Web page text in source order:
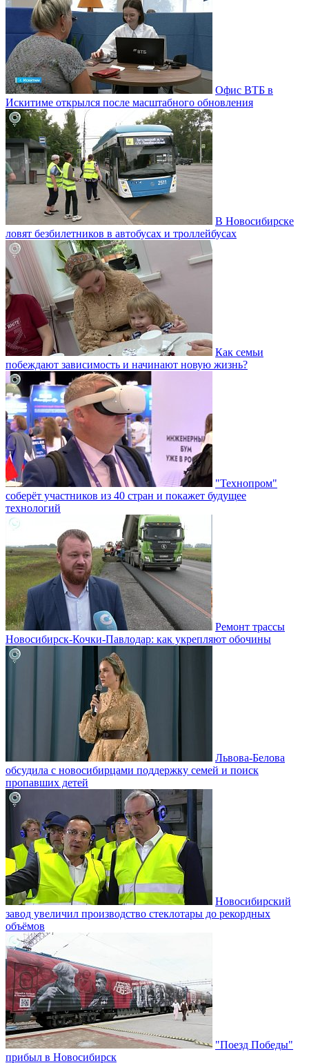
Офис ВТБ в
Искитиме открылся после масштабного обновления
В Новосибирске
ловят безбилетников в автобусах и троллейбусах
Как семьи
побеждают зависимость и начинают новую жизнь?
"Технопром"
соберёт участников из 40 стран и покажет будущее
технологий
Ремонт трассы
Новосибирск-Кочки-Павлодар: как укрепляют обочины
Львова-Белова
обсудила с новосибирцами поддержку семей и поиск
пропавших детей
Новосибирский
завод увеличил производство стеклотары до рекордных
объёмов
"Поезд Победы"
прибыл в Новосибирск